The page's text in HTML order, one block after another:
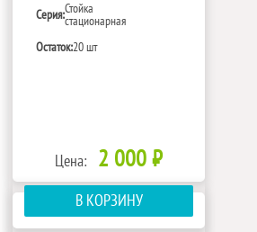
Серия:Стойка
стационарная
Остаток:20 шт
Цена: 2 000 ₽
В КОРЗИНУ